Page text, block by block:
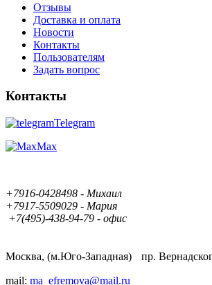
Отзывы
Доставка и оплата
Новости
Контакты
Пользователям
Задать вопрос
Контакты
Telegram
Max
+7916-0428498 - Михаил
+7917-5509029 - Мария
+7(495)-438-94-79 - офис
Москва, (м.Юго-Западная) пр.
mail: ma_efremova@mail.ru